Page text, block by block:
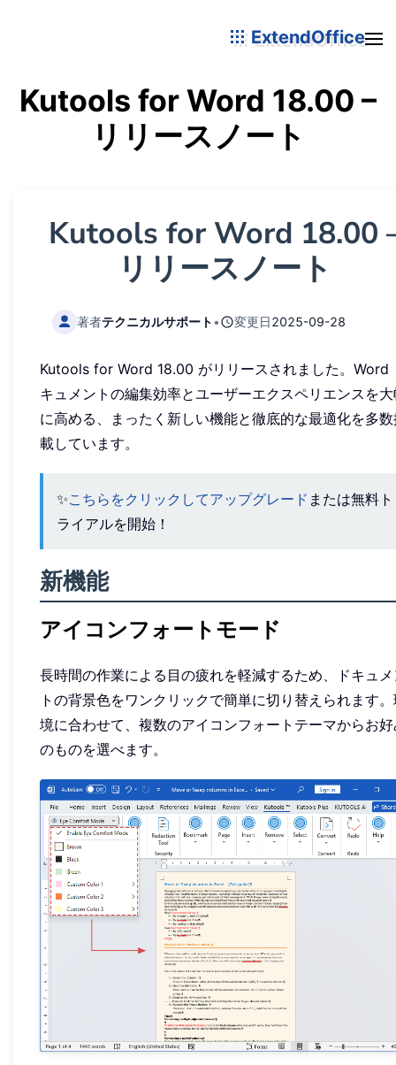
ExtendOffice
Kutools for Word 18.00 –
リリースノート
Kutools for Word 18.00
リリースノート
著者テクニカルサポート• 変更日2025-09-28
Kutools for Word 18.00 がリリースされました。Word
キュメントの編集効率とユーザーエクスペリエンスを
に高める、まったく新しい機能と徹底的な最適化を多
載しています。
✨こちらをクリックしてアップグレード または無料ト
ライアルを開始！
新機能
アイコンフォートモード
長時間の作業による目の疲れを軽減するため、ドキュ
トの背景色をワンクリックで簡単に切り替えられます
境に合わせて、複数のアイコンフォートテーマからお
のものを選べます。